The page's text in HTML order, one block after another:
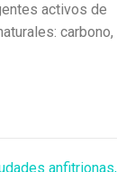
activos de
carbono,
anfitrionas,